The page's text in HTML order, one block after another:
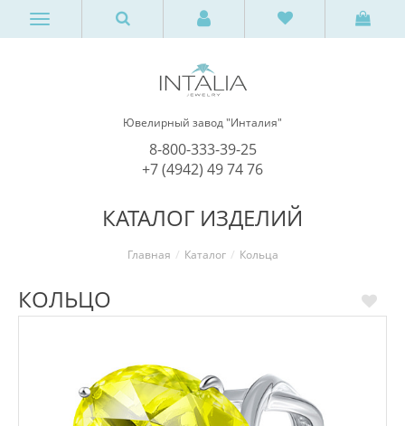
Ювелирный завод "Инталия"
8-800-333-39-25
+7 (4942) 49 74 76
КАТАЛОГ ИЗДЕЛИЙ
Главная Каталог Кольца
КОЛЬЦО